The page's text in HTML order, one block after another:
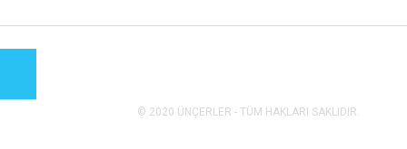
© 2020 ÜNÇERLER - TÜM HAKLARI SAKLIDIR.